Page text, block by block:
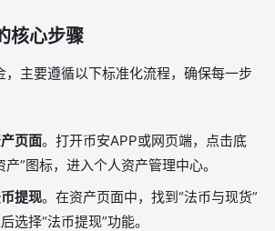
核心步骤
，主要遵循以下标准化流程，确保每一步
页面。打开币安APP或网页端，点击底
”图标，进入个人资产管理中心。
提现。在资产页面中，找到“法币与现货”
选择“法币提现”功能。